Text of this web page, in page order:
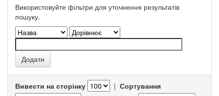
Використовуйте фільтри для уточнення результатів
пошуку.
Вивести на сторінку | Сортування